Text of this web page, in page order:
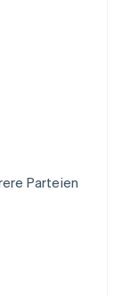
Parteien